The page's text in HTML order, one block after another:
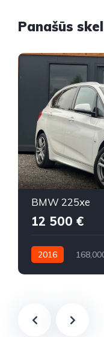
Panašūs
BMW 225xe
12 500 €
2016